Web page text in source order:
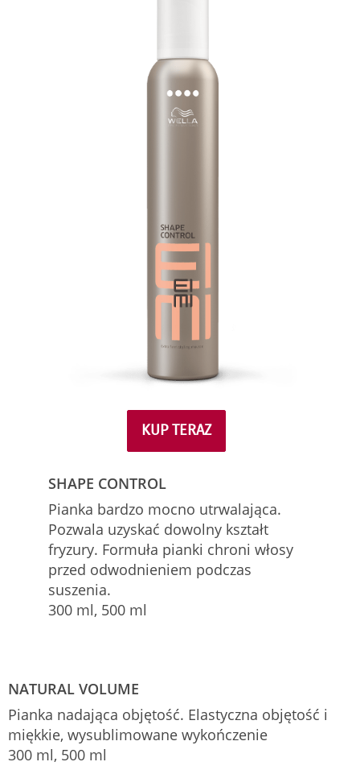
KUP TERAZ
SHAPE CONTROL
Pianka bardzo mocno utrwalająca.
Pozwala uzyskać dowolny kształt
fryzury. Formuła pianki chroni włosy
przed odwodnieniem podczas
suszenia.
300 ml, 500 ml
NATURAL VOLUME
Pianka nadająca objętość. Elastyczna objętość i
miękkie, wysublimowane wykończenie
300 ml, 500 ml